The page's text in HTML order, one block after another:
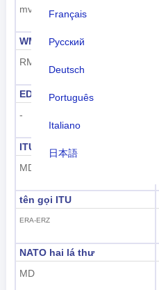
Français
Русский
Deutsch
Português
Italiano
日本語
tiếng Việt
한국어
mv
WMO
RM
EDGAR
-
ITU
MDA
tên gọi ITU
ERA-ERZ
NATO hai lá thư
MD